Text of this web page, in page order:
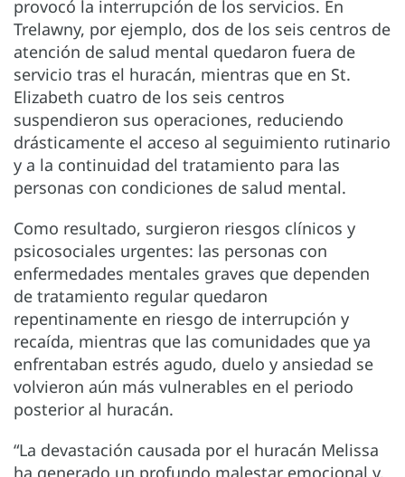
provocó la interrupción de los servicios. En
Trelawny, por ejemplo, dos de los seis centros de
atención de salud mental quedaron fuera de
servicio tras el huracán, mientras que en St.
Elizabeth cuatro de los seis centros
suspendieron sus operaciones, reduciendo
drásticamente el acceso al seguimiento rutinario
y a la continuidad del tratamiento para las
personas con condiciones de salud mental.
Como resultado, surgieron riesgos clínicos y
psicosociales urgentes: las personas con
enfermedades mentales graves que dependen
de tratamiento regular quedaron
repentinamente en riesgo de interrupción y
recaída, mientras que las comunidades que ya
enfrentaban estrés agudo, duelo y ansiedad se
volvieron aún más vulnerables en el periodo
posterior al huracán.
“La devastación causada por el huracán Melissa
ha generado un profundo malestar emocional y,